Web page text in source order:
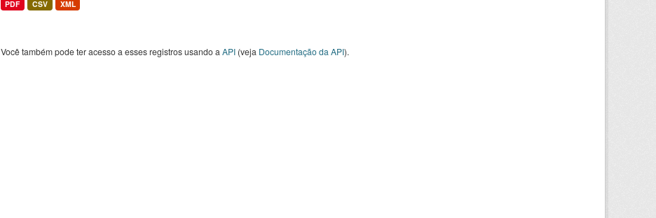
PDF CSV XML
Você também pode ter acesso a esses registros usando a API(veja Documentação da API).